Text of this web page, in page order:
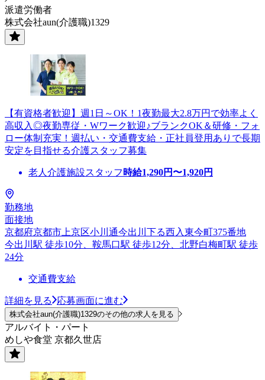
派遣労働者
株式会社aun(介護職)1329
【有資格者歓迎】週1日～OK！1夜勤最大2.8万円で効率よく
高収入◎夜勤専従・Wワーク歓迎♪ブランクOK＆研修・フォ
ロー体制充実！週払い・交通費支給・正社員登用ありで長期
安定を目指せる介護スタッフ募集
老人介護施設スタッフ 時給1,290円〜1,920円
勤務地
面接地
京都府京都市上京区小川通今出川下る西入東今町375番地
今出川駅 徒歩10分、鞍馬口駅 徒歩12分、北野白梅町駅 徒歩
24分
交通費支給
詳細を見る 応募画面に進む
株式会社aun(介護職)1329のその他の求人を見る
アルバイト・パート
めしや食堂 京都久世店